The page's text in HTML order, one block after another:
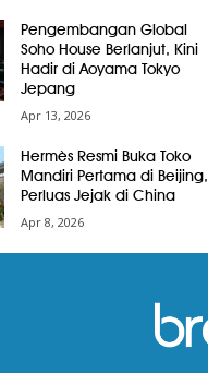
Pengembangan Global
Soho House Berlanjut, Kini
Hadir di Aoyama Tokyo
Jepang
Apr 13, 2026
Hermès Resmi Buka Toko
Mandiri Pertama di Beijing,
Perluas Jejak di China
Apr 8, 2026